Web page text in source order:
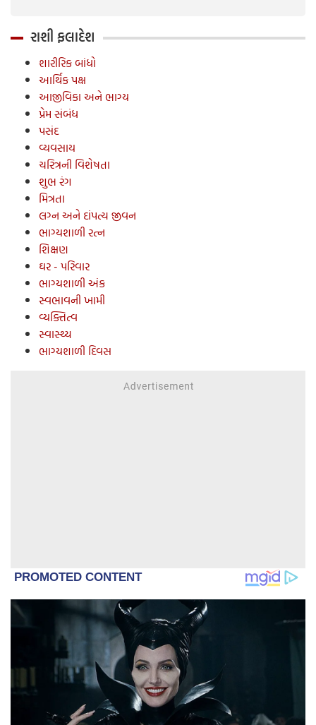
રાશી ફલાદેશ
શારીરિક બાંધો
આર્થિક પક્ષ
આજીવિકા અને ભાગ્ય
પ્રેમ સંબંધ
પસંદ
વ્‍યવસાય
ચરિત્રની વિશેષતા
શુભ રંગ
મિત્રતા
લગ્‍ન અને દાંપત્ય જીવન
ભાગ્યશાળી રત્‍ન
શિક્ષણ
ઘર - પરિવાર
ભાગ્યશાળી અંક
સ્‍વભાવની ખામી
વ્‍યક્તિત્‍વ
સ્‍વાસ્‍થ્ય
ભાગ્યશાળી દિવસ